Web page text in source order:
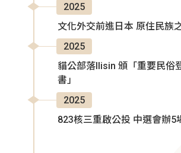
2025
文化外交前進日本 原住民族
2025
貓公部落Ilisin 頒「重要民俗
書」
2025
823核三重啟公投 中選會辦5